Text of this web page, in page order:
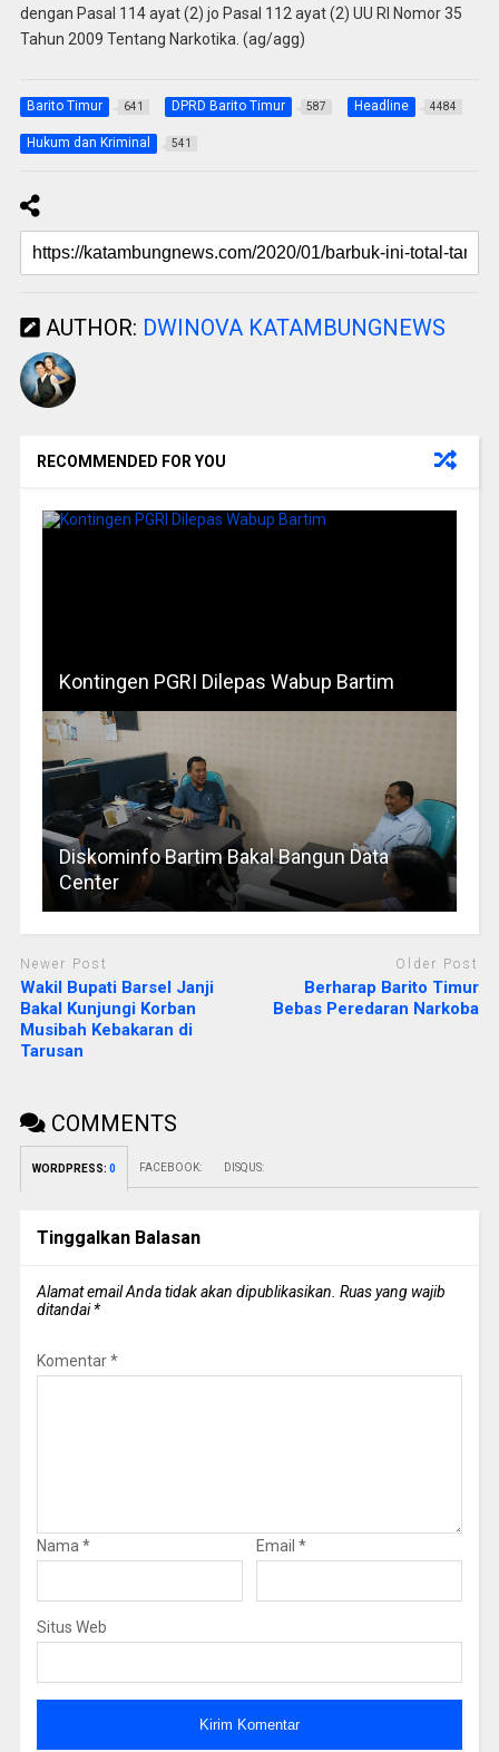
dengan Pasal 114 ayat (2) jo Pasal 112 ayat (2) UU RI Nomor 35
Tahun 2009 Tentang Narkotika. (ag/agg)
Barito Timur 641 DPRD Barito Timur 587 Headline 4484
Hukum dan Kriminal 541
AUTHOR: DWINOVA KATAMBUNGNEWS
RECOMMENDED FOR YOU
Kontingen PGRI Dilepas Wabup Bartim
Diskominfo Bartim Bakal Bangun Data
Center
Newer Post
Wakil Bupati Barsel Janji
Bakal Kunjungi Korban
Musibah Kebakaran di
Tarusan
Older Post
Berharap Barito Timur
Bebas Peredaran Narkoba
COMMENTS
WORDPRESS: 0 FACEBOOK: DISQUS:
Tinggalkan Balasan
Alamat email Anda tidak akan dipublikasikan. Ruas yang wajib
ditandai*
Komentar*
Nama * Email *
Situs Web